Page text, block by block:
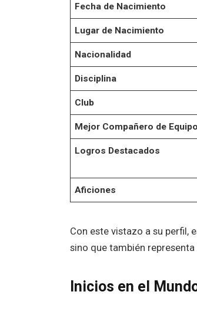
Fecha de Nacimiento
Lugar de Nacimiento
Nacionalidad
Disciplina
Club
Mejor Compañero de Equipo
Logros Destacados
Aficiones
Con este vistazo a su perfil,
sino que también
Inicios en el